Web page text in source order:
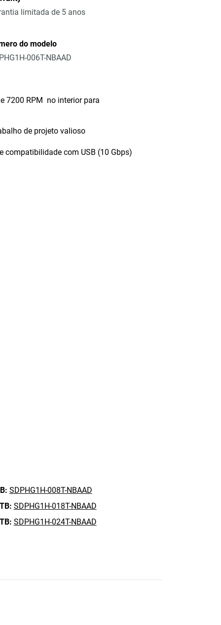
limitada de 5 anos
do modelo
006T-NBAAD
7200 RPM no interior para
de projeto valioso
compatibilidade com USB (10 Gbps)
SDPHG1H-008T-NBAAD
SDPHG1H-018T-NBAAD
SDPHG1H-024T-NBAAD